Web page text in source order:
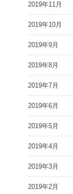
2019年11月
2019年10月
2019年9月
2019年8月
2019年7月
2019年6月
2019年5月
2019年4月
2019年3月
2019年2月